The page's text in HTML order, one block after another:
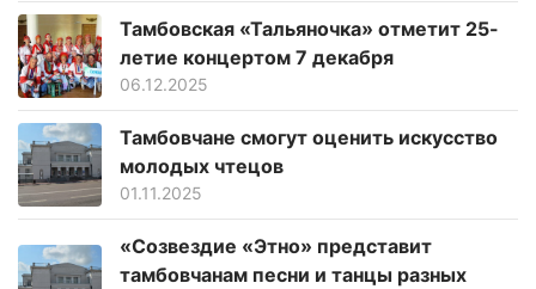
Тамбовская «Тальяночка» отметит 25-
летие концертом 7 декабря
06.12.2025
Тамбовчане смогут оценить искусство
молодых чтецов
01.11.2025
«Созвездие «Этно» представит
тамбовчанам песни и танцы разных